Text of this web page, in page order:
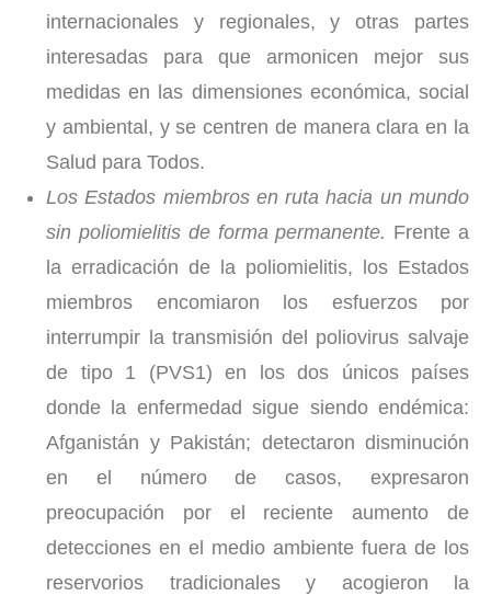
internacionales y regionales, y otras partes
interesadas para que armonicen mejor sus
medidas en las dimensiones económica, social
y ambiental, y se centren de manera clara en la
Salud para Todos.
Los Estados miembros en ruta hacia un mundo
sin poliomielitis de forma permanente. Frente a
la erradicación de la poliomielitis, los Estados
miembros encomiaron los esfuerzos por
interrumpir la transmisión del poliovirus salvaje
de tipo 1 (PVS1) en los dos únicos países
donde la enfermedad sigue siendo endémica:
Afganistán y Pakistán; detectaron disminución
en el número de casos, expresaron
preocupación por el reciente aumento de
detecciones en el medio ambiente fuera de los
reservorios tradicionales y acogieron la